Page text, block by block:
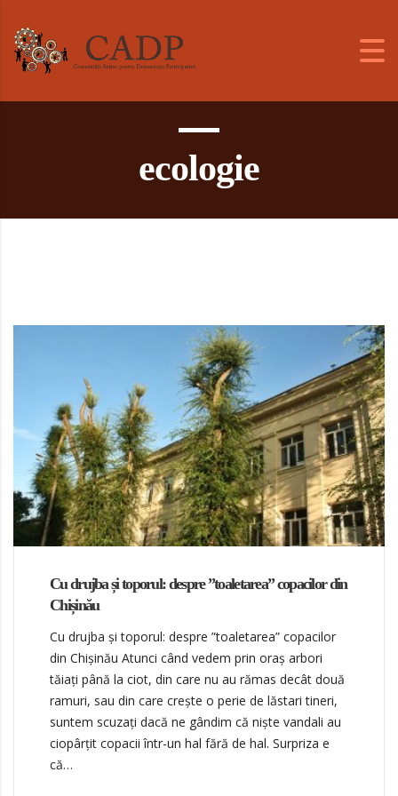
ecologie
Cu drujba și toporul: despre ”toaletarea” copacilor din
Chișinău
Cu drujba și toporul: despre ”toaletarea” copacilor
din Chișinău Atunci când vedem prin oraș arbori
tăiați până la ciot, din care nu au rămas decât două
ramuri, sau din care crește o perie de lăstari tineri,
suntem scuzați dacă ne gândim că niște vandali au
ciopârțit copacii într-un hal fără de hal. Surpriza e
că…